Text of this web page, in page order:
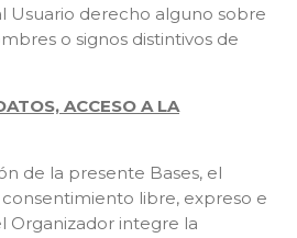
Usuario derecho alguno sobre
o signos distintivos de
ACCESO A LA
de la presente Bases, el
libre, expreso e
Organizador integre la